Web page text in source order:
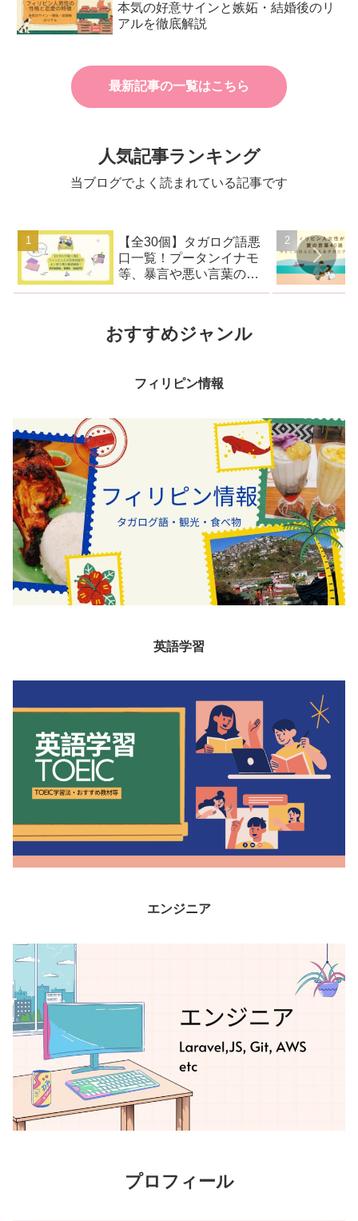
本気の好意サインと嫉妬・結婚後のリ
アルを徹底解説
最新記事の一覧はこちら
人気記事ランキング
当ブログでよく読まれている記事です
【全30個】タガログ語悪
口一覧！プータンイナモ
等、暴言や悪い言葉の意
味を解説
おすすめジャンル
フィリピン情報
英語学習
エンジニア
プロフィール